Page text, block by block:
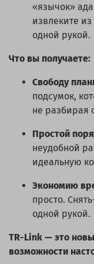
«язычок»
извлеките
одной рукой.
Что вы получаете:
Свободу
подсумок,
не разбирая
Простой
неудобной
идеальную
Экономию
просто.
одной рукой.
TR-Link — это
возможности